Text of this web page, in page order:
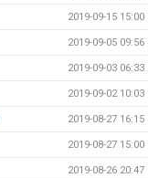
2019-09-15 15:00
2019-09-05 09:56
2019-09-03 06:33
2019-09-02 10:03
2019-08-27 16:15
2019-08-27 15:00
2019-08-26 20:47